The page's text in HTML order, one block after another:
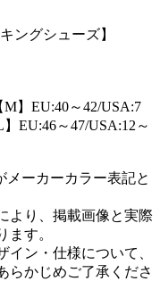
ングシューズ】
】EU:40～42/USA:7
EU:46～47/USA:12～
ーカーカラー表記と
より、掲載画像と実際
ます。
ン・仕様について、
らかじめご了承くださ